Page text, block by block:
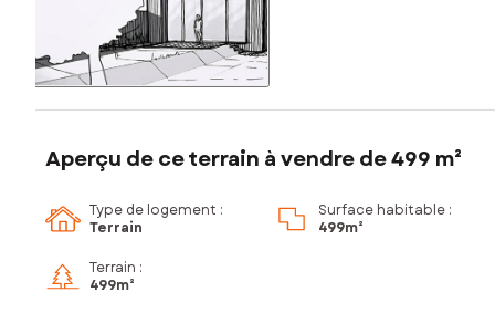
Aperçu de ce terrain à vendre de 499 m²
Type de logement :
Terrain
Surface habitable :
499m²
Terrain :
499m²